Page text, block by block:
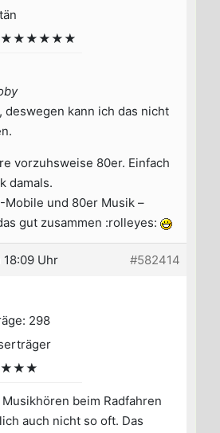
, deswegen kann ich das nicht
vorzuhsweise 80er. Einfach
damals.
Mobile und 80er Musik –
gut zusammen :rolleyes:
18:09 Uhr #582414
298
beim Radfahren
auch nicht so oft. Das